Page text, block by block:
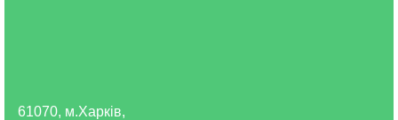
61070, м.Харків,